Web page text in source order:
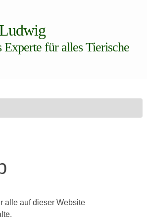
Experte für alles Tierische
alle auf dieser Website